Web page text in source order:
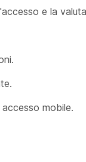
e la
mobile.